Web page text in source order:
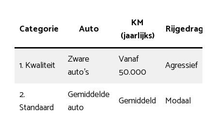
Categorie Auto
KM
(jaarlijks)
Rijgedrag
1. Kwaliteit
Zware
auto’s
Vanaf
50.000
Agressief
2.
Standaard
Gemiddelde
auto
Gemiddeld Modaal